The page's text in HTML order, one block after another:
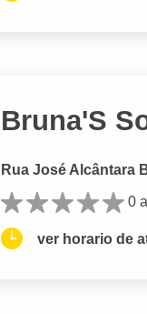
Bruna'S
Rua José Alcântara
0
ver horario de